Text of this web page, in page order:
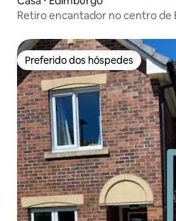
Retiro encantador no centro de
Preferido dos hóspedes
Preferido dos hóspedes